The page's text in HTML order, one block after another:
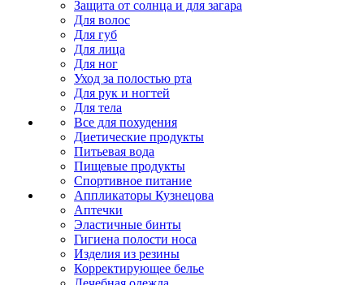
Защита от солнца и для загара
Для волос
Для губ
Для лица
Для ног
Уход за полостью рта
Для рук и ногтей
Для тела
Все для похудения
Диетические продукты
Питьевая вода
Пищевые продукты
Спортивное питание
Аппликаторы Кузнецова
Аптечки
Эластичные бинты
Гигиена полости носа
Изделия из резины
Корректирующее белье